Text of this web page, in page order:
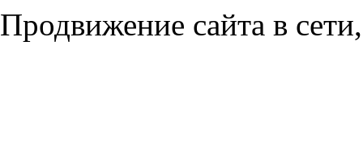
Продвижение сайта в